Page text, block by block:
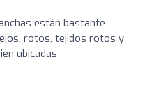
están bastante
rotos, tejidos rotos y
ubicadas